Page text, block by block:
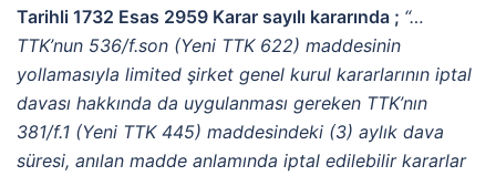
Tarihli 1732 Esas 2959 Karar sayılı kararında ; “…
TTK’nun 536/f.son (Yeni TTK 622) maddesinin
yollamasıyla limited şirket genel kurul kararlarının iptal
davası hakkında da uygulanması gereken TTK’nın
381/f.1 (Yeni TTK 445) maddesindeki (3) aylık dava
süresi, anılan madde anlamında iptal edilebilir kararlar